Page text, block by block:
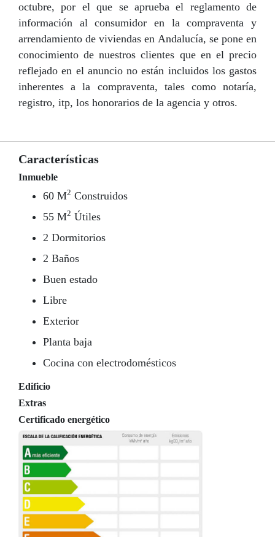
octubre, por el que se aprueba el reglamento de
información al consumidor en la compraventa y
arrendamiento de viviendas en Andalucía, se pone en
conocimiento de nuestros clientes que en el precio
reflejado en el anuncio no están incluidos los gastos
inherentes a la compraventa, tales como notaría,
registro, itp, los honorarios de la agencia y otros.
Características
Inmueble
60 M2 Construidos
55 M2 Útiles
2 Dormitorios
2 Baños
Buen estado
Libre
Exterior
Planta baja
Cocina con electrodomésticos
Edificio
Extras
Certificado energético